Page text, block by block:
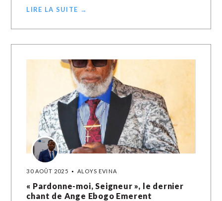
LIRE LA SUITE →
30 AOÛT 2025 ALOYS EVINA
« Pardonne-moi, Seigneur », le dernier
chant de Ange Ebogo Emerent